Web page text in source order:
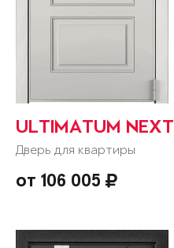
ULTIMATUM NEXT
Дверь для квартиры
от 106 005